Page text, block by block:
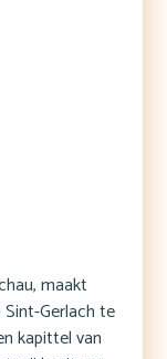
maakt
Gerlach te
kapittel van